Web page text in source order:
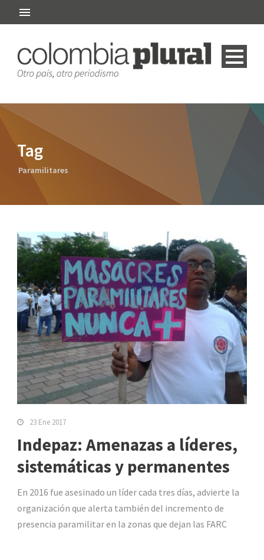
Tag
Paramilitares
23 Ene 2017
Indepaz: Amenazas a líderes,
sistemáticas y permanentes
En 2016 fue asesinado un líder cada tres días, advierte la
organización que alerta también del incremento de
presencia paramilitar en la zonas que dejan las FARC